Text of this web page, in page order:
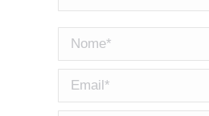
Nome *
Email *